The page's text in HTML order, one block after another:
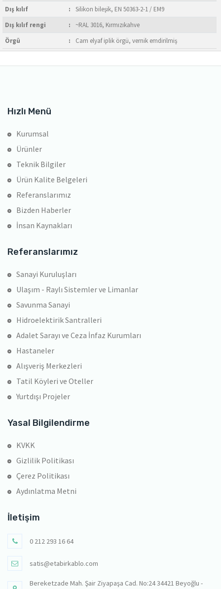
Dış kılıf
:
Silikon bileşik, EN 50363-2-1 / EM9
Dış kılıf rengi
:
~RAL 3016, Kırmızıkahve
Örgü
: Cam elyaf iplik örgü, vernik emdirilmiş
Hızlı Menü
Kurumsal
Ürünler
Teknik Bilgiler
Ürün Kalite Belgeleri
Referanslarımız
Bizden Haberler
İnsan Kaynakları
Referanslarımız
Sanayi Kuruluşları
Ulaşım - Raylı Sistemler ve Limanlar
Savunma Sanayi
Hidroelektirik Santralleri
Adalet Sarayı ve Ceza İnfaz Kurumları
Hastaneler
Alışveriş Merkezleri
Tatil Köyleri ve Oteller
Yurtdışı Projeler
Yasal Bilgilendirme
KVKK
Gizlilik Politikası
Çerez Politikası
Aydınlatma Metni
İletişim
0 212 293 16 64
satis@etabirkablo.com
Bereketzade Mah. Şair Ziyapaşa Cad. No:24 34421 Beyoğlu -